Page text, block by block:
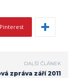
Pinterest
DALŠÍ ČLÁNEK
zpráva září 2011